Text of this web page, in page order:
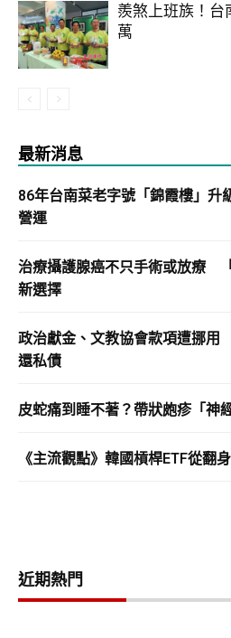
羨煞上班族！台
萬
最新消息
86年台南菜老字號「錦霞樓」
營運
治療攝護腺癌不只手術或放療
新選擇
政治獻金、文教協會款項遭挪
還私債
皮蛇痛到睡不著？帶狀皰疹「神
《主流觀點》韓國槓桿ETF從翻
近期熱門